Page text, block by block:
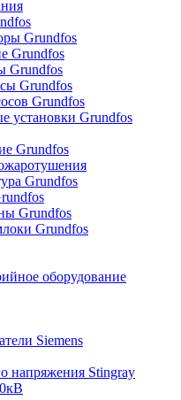
Grundfos
Grundfos
Grundfos
Grundfos
Grundfos
установки Grundfos
Grundfos
Grundfos
Grundfos
Grundfos
оборудование
Siemens
напряжения Stingray